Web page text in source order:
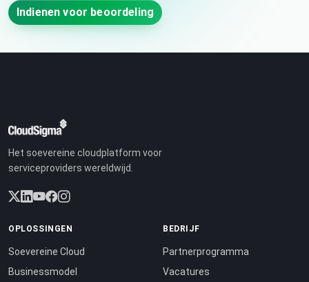
Indienen voor beoordeling
Het soevereine cloudplatform voor
serviceproviders wereldwijd.
OPLOSSINGEN
Soevereine Cloud
Businessmodel
BEDRIJF
Partnerprogramma
Vacatures